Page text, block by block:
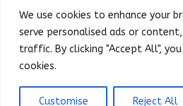
We use cookies to enhance your
serve personalised ads or
traffic. By clicking "Accept All",
cookies.
Customise Reject All
Verzending & Bezorging
Retouren & Ruilen